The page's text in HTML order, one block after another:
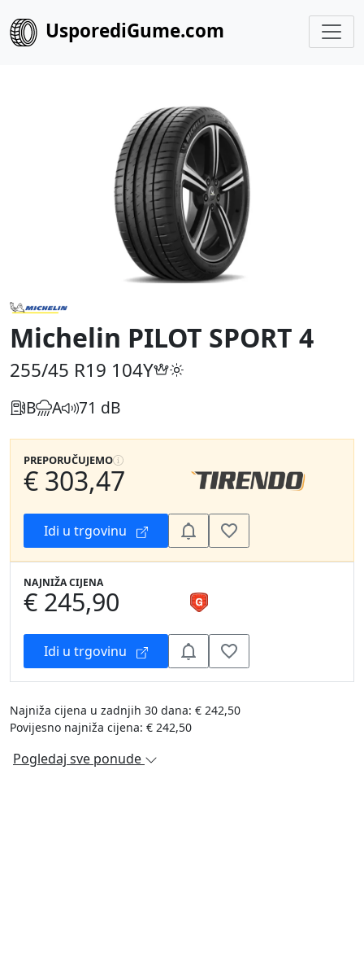
UsporediGume.com
Michelin PILOT SPORT 4
255/45 R19 104Y
B A 71 dB
PREPORUČUJEMO
€ 303,47
Idi u trgovinu
NAJNIŽA CIJENA
€ 245,90
Idi u trgovinu
Najniža cijena u zadnjih 30 dana: € 242,50
Povijesno najniža cijena: € 242,50
Pogledaj sve ponude